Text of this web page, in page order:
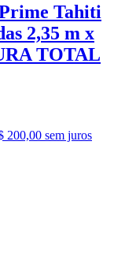
Tahiti
2,35 m x
TOTAL
200,00 sem juros